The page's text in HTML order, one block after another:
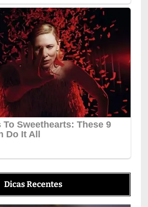
Dicas Recentes